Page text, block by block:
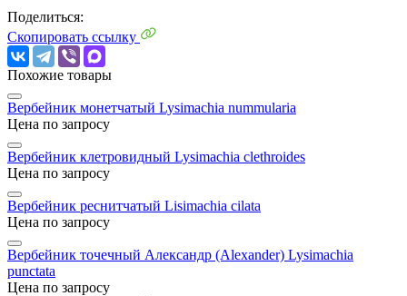
Поделиться:
Скопировать ссылку
Похожие товары
Вербейник монетчатый Lysimachia nummularia
Цена по запросу
Вербейник клетровидный Lysimachia clethroides
Цена по запросу
Вербейник реснитчатый Lisimachia cilata
Цена по запросу
Вербейник точечный Александр (Alexander) Lysimachia
punctata
Цена по запросу